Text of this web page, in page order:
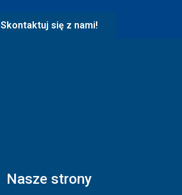
Skontaktuj się z nami!
Nasze strony